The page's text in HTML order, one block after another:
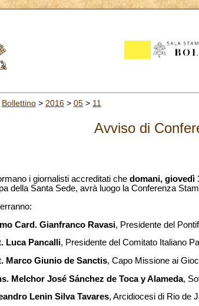
Bollettino > 2016 > 05 > 11
Avviso di
i giornalisti accreditati che domani, giovedì
della Santa Sede, avrà luogo la Conferenza
Card. Gianfranco Ravasi, Presidente del
Luca Pancalli, Presidente del Comitato Italiano
Marco Giunio de Sanctis, Capo Missione ai
Melchor José Sánchez de Toca y Alameda,
Lenin Silva Tavares, Arcidiocesi di Rio de